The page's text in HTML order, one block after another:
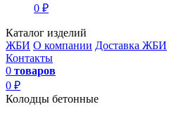
0 ₽
Каталог изделий
ЖБИ О компании Доставка ЖБИ
Контакты
0 товаров
0 ₽
Колодцы бетонные